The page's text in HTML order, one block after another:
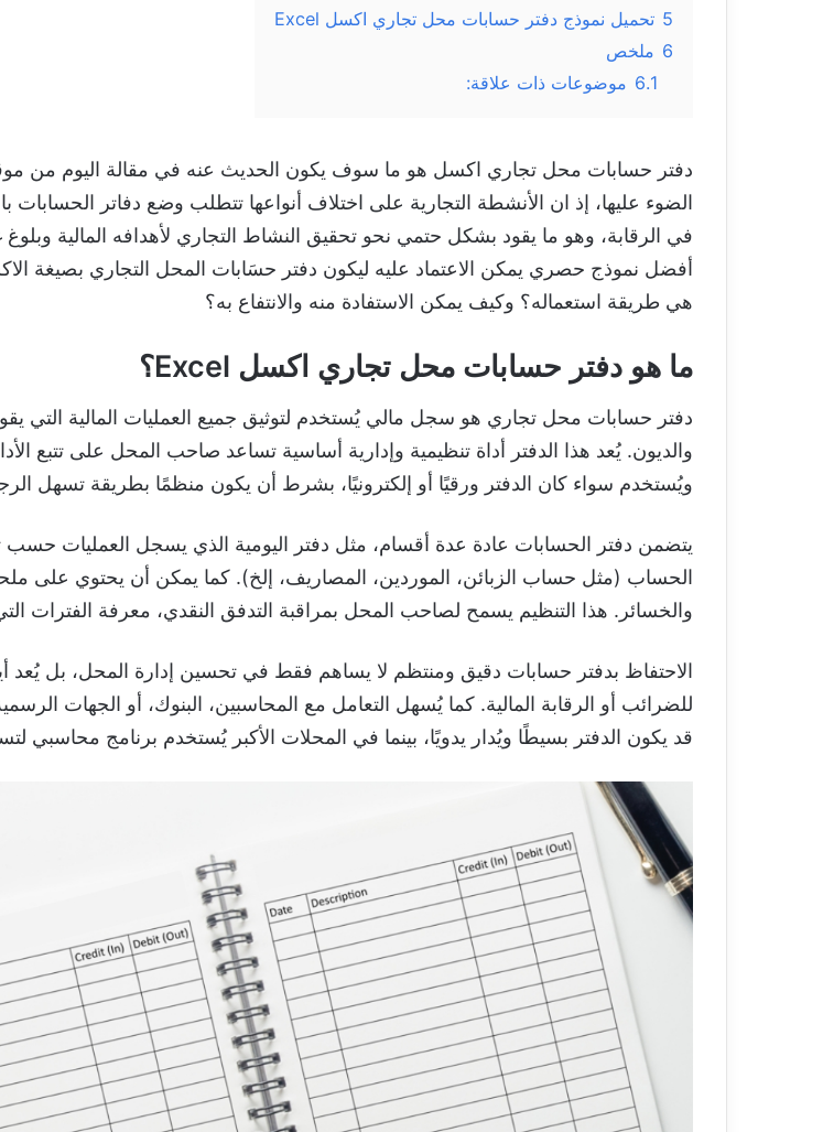
5 تحميل نموذج دفتر حسابات محل تجاري اكسل Excel
6 ملخص
6.1 موضوعات ذات علاقة:
دفتر حسابات محل تجاري اكسل هو ما سوف يكون الحديث عنه في مقالة اليوم من
الضوء عليها، إذ ان الأنشطة التجارية على اختلاف أنواعها تتطلب وضع دفاتر الحسابات
في الرقابة، وهو ما يقود بشكل حتمي نحو تحقيق النشاط التجاري لأهدافه المالية
أفضل نموذج حصري يمكن الاعتماد عليه ليكون دفتر حسَابات المحل التجاري بصيغة
هي طريقة استعماله؟ وكيف يمكن الاستفادة منه والانتفاع به؟
ما هو دفتر حسابات محل تجاري اكسل Excel؟
دفتر حسابات محل تجاري هو سجل مالي يُستخدم لتوثيق جميع العمليات المالية التي
والديون. يُعد هذا الدفتر أداة تنظيمية وإدارية أساسية تساعد صاحب المحل على تتبع
ويُستخدم سواء كان الدفتر ورقيًا أو إلكترونيًا، بشرط أن يكون منظمًا بطريقة تسهل
يتضمن دفتر الحسابات عادة عدة أقسام، مثل دفتر اليومية الذي يسجل العمليات حسب
الحساب (مثل حساب الزبائن، الموردين، المصاريف، إلخ). كما يمكن أن يحتوي على
والخسائر. هذا التنظيم يسمح لصاحب المحل بمراقبة التدفق النقدي، معرفة الفترات
الاحتفاظ بدفتر حسابات دقيق ومنتظم لا يساهم فقط في تحسين إدارة المحل، بل يُعد
للضرائب أو الرقابة المالية. كما يُسهل التعامل مع المحاسبين، البنوك، أو الجهات
قد يكون الدفتر بسيطًا ويُدار يدويًا، بينما في المحلات الأكبر يُستخدم برنامج محاسبي